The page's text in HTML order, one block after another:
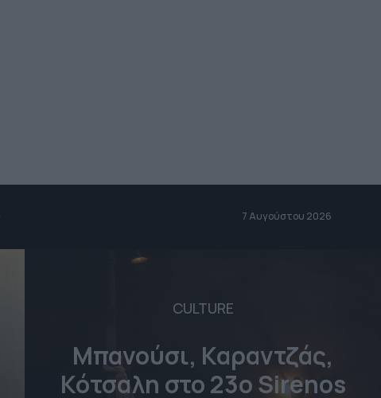
7 Αυγούστου 2026
CULTURE
Μπανούσι, Καραντζάς,
Κότσαλη στο 23o Sirenos